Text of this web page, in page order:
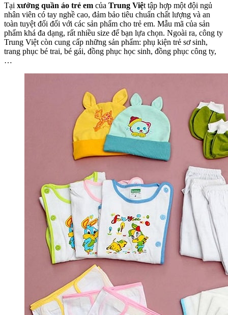
Tại xưởng quần áo trẻ em của Trung Việt tập hợp một đội ngủ
nhân viên có tay nghề cao, đảm bảo tiêu chuẩn chất lượng và an
toàn tuyệt đối đối với các sản phẩm cho trẻ em. Mẫu mã của sản
phẩm khá đa dạng, rất nhiều size để bạn lựa chọn. Ngoài ra, công ty
Trung Việt còn cung cấp những sản phẩm: phụ kiện trẻ sơ sinh,
trang phục bé trai, bé gái, đồng phục học sinh, đồng phục công ty,
…